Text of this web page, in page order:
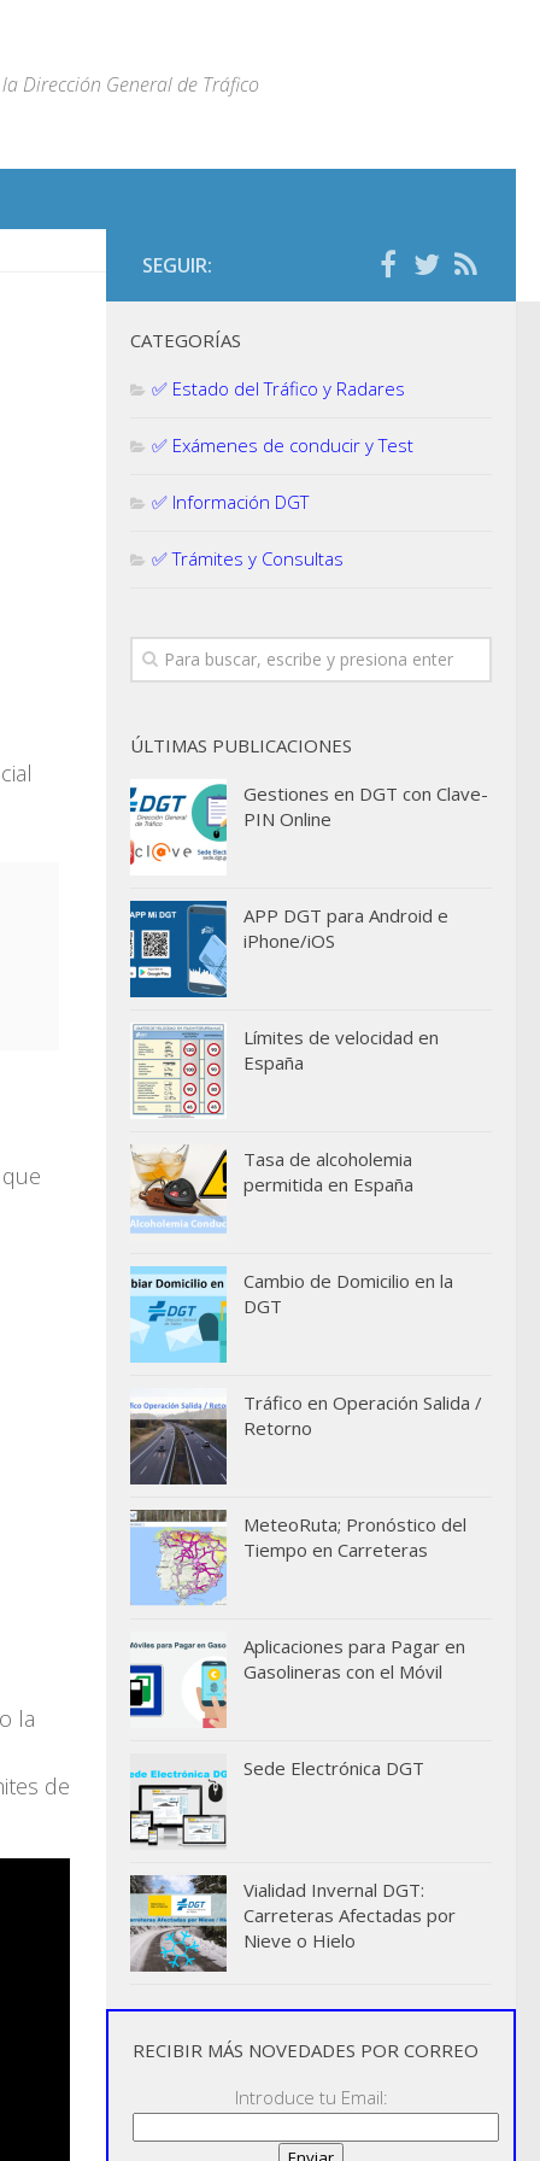
Dirección General de Tráfico
la
de
SEGUIR:
CATEGORÍAS
✅ Estado del Tráfico y Radares
✅ Exámenes de conducir y Test
✅ Información DGT
✅ Trámites y Consultas
ÚLTIMAS PUBLICACIONES
Gestiones en DGT con Clave-
PIN Online
APP DGT para Android e
iPhone/iOS
Límites de velocidad en
España
Tasa de alcoholemia
permitida en España
Cambio de Domicilio en la
DGT
Tráfico en Operación Salida /
Retorno
MeteoRuta; Pronóstico del
Tiempo en Carreteras
Aplicaciones para Pagar en
Gasolineras con el Móvil
Sede Electrónica DGT
Vialidad Invernal DGT:
Carreteras Afectadas por
Nieve o Hielo
RECIBIR MÁS NOVEDADES POR CORREO
Introduce tu Email: